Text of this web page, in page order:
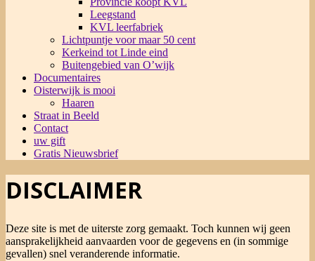
Leegstand
KVL leerfabriek
Lichtpuntje voor maar 50 cent
Kerkeind tot Linde eind
Buitengebied van O’wijk
Documentaires
Oisterwijk is mooi
Haaren
Straat in Beeld
Contact
uw gift
Gratis Nieuwsbrief
DISCLAIMER
Deze site is met de uiterste zorg gemaakt. Toch kunnen wij geen
aansprakelijkheid aanvaarden voor de gegevens en (in sommige
gevallen) snel veranderende informatie.